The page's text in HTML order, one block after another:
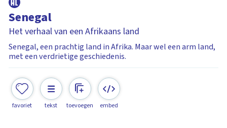
Senegal
Het verhaal van een Afrikaans land
Senegal, een prachtig land in Afrika. Maar wel een arm land,
met een verdrietige geschiedenis.
favoriet tekst toevoegen embed